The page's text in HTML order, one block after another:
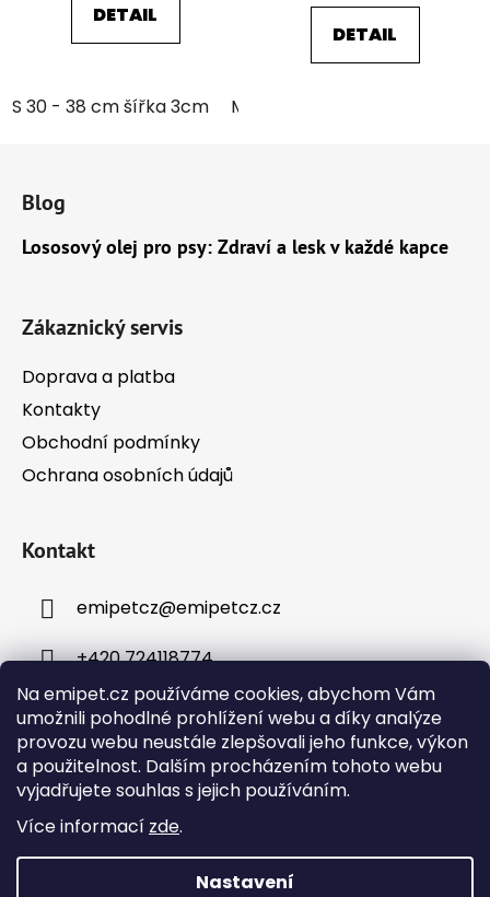
Na emipet.cz používáme cookies, abychom Vám
umožnili pohodlné prohlížení webu a díky analýze
provozu webu neustále zlepšovali jeho funkce, výkon
a použitelnost. Dalším procházením tohoto webu
vyjadřujete souhlas s jejich používáním.
Více informací zde.
Nastavení
DETAIL
S 30 - 38 cm šířka 3cm M 35 - 46 cm šířka 3cm
DETAIL
Blog
Lososový olej pro psy: Zdraví a lesk v každé kapce
Zákaznický servis
Doprava a platba
Kontakty
Obchodní podmínky
Ochrana osobních údajů
Kontakt
emipetcz@emipetcz.cz
+420 724118774
Instagram